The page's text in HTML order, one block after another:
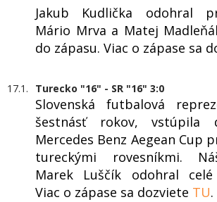
Jakub Kudlička odohral
Mário Mrva a Matej
do zápasu. Viac o zápase sa
17.1. Turecko "16" - SR "16" 3:0
Slovenská futbalová
šestnásť rokov, vstúpila
Mercedes Benz Aegean Cup
tureckými rovesníkmi.
Marek Luščík odohral
Viac o zápase sa dozviete TU.